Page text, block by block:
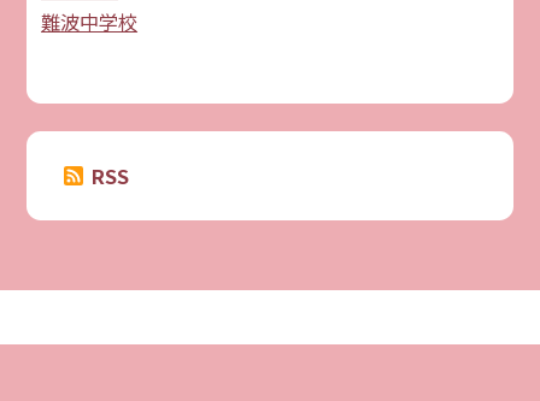
難波中学校
RSS